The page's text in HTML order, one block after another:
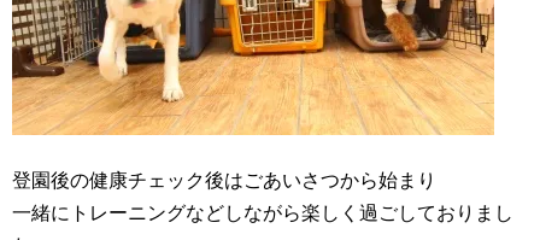
登園後の健康チェック後はごあいさつから始まり
一緒にトレーニングなどしながら楽しく過ごしておりまし